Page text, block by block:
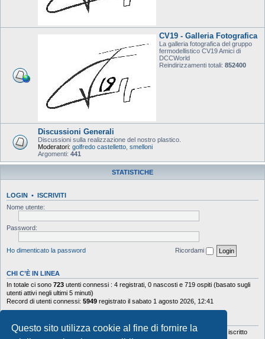
Questo sito utilizza cookie al fine di fornire la
CV19 - Galleria Fotografica
La galleria fotografica del gruppo
fermodellistico CV19 Amici di
DCCWorld
Reindirizzamenti totali: 852400
Discussioni Generali
Discussioni sulla realizzazione del nostro plastico.
Moderatori: golfredo castelletto smelloni
Argomenti: 441
STATISTICHE
LOGIN • ISCRIVITI
Nome utente:
Password:
Ho dimenticato la password Ricordami
CHI C’È IN LINEA
In totale ci sono 723 utenti connessi : 4 registrati, 0 nascosti e 719 ospiti (basato sugli
utenti attivi negli ultimi 5 minuti)
Record di utenti connessi: 5949 registrato il sabato 1 agosto 2026, 12:41
Totale messaggi103644• Totale argomenti 9878• Totale iscritti 5630
• Ultimo iscritto